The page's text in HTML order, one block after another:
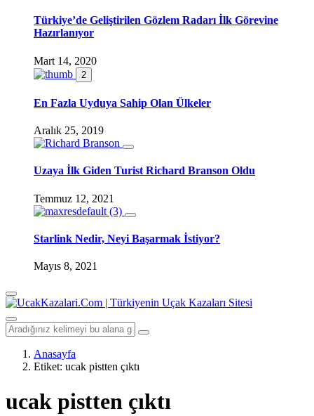
Türkiye’de Geliştirilen Gözlem Radarı İlk Görevine
Hazırlanıyor
Mart 14, 2020
2
En Fazla Uyduya Sahip Olan Ülkeler
Aralık 25, 2019
Uzaya İlk Giden Turist Richard Branson Oldu
Temmuz 12, 2021
Starlink Nedir, Neyi Başarmak İstiyor?
Mayıs 8, 2021
Anasayfa
Etiket: ucak pistten çıktı
ucak pistten çıktı